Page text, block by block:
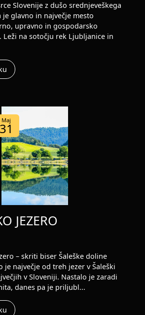
Slovenije z dušo srednjeveškega
je glavno in največje mesto
upravno in gospodarsko
Leži na sotočju rek Ljubljanice in
Maj
31
JEZERO
– skriti biser Šaleške doline
je največje od treh jezer v Šaleški
v Sloveniji. Nastalo je zaradi
danes pa je priljubl...